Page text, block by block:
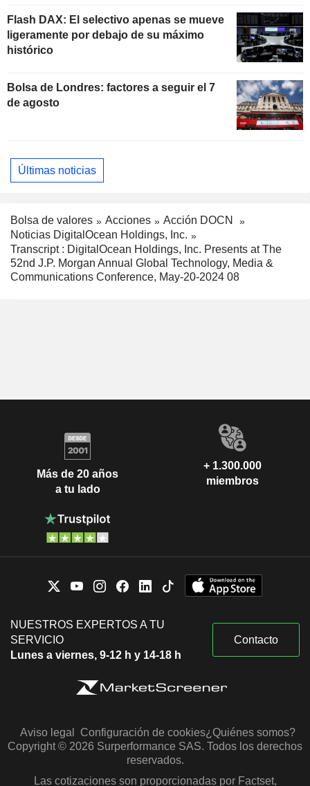
Flash DAX: El selectivo apenas se mueve
ligeramente por debajo de su máximo
histórico
Bolsa de Londres: factores a seguir el 7
de agosto
Últimas noticias
Bolsa de valores Acciones
Acción DOCN
Noticias DigitalOcean Holdings, Inc.
Transcript : DigitalOcean Holdings, Inc. Presents at The
52nd J.P. Morgan Annual Global Technology, Media &
Communications Conference, May-20-2024 08
Más de 20 años
a tu lado
+ 1.300.000
miembros
NUESTROS EXPERTOS A TU
SERVICIO
Lunes a viernes, 9-12 h y 14-18 h
Contacto
Aviso legal Configuración de cookies¿Quiénes somos?
Copyright © 2026 Surperformance SAS. Todos los derechos
reservados.
Las cotizaciones son proporcionadas por Factset,